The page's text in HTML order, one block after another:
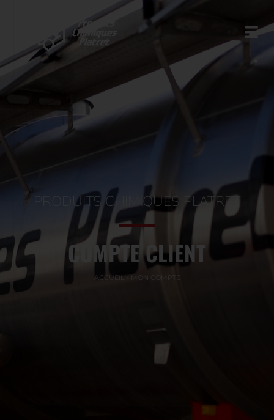
PRODUITS CHIMIQUES PLATRET
COMPTE CLIENT
ACCUEIL» MON COMPTE